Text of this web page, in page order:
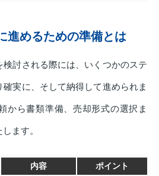
進めるための準備とは
討される際には、いくつかのステ
実に、そして納得して進められま
から書類準備、売却形式の選択ま
ます。
内容 ポイント